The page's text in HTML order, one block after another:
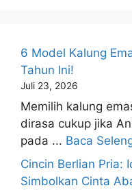
6 Model Kalung
Tahun Ini!
Juli 23, 2026
Memilih kalung
dirasa cukup jika
pada ... Baca
Cincin Berlian Pria:
Simbolkan Cinta